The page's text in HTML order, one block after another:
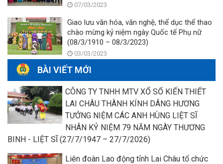
07/03/2023
Giao lưu văn hóa, văn nghệ, thể dục thể thao
chào mừng kỷ niệm ngày Quốc tế Phụ nữ
(08/3/1910 – 08/3/2023)
03/03/2023
BÀI VIẾT MỚI
CÔNG TY TNHH MTV XỔ SỐ KIẾN THIẾT
LAI CHÂU THÀNH KÍNH DÂNG HƯƠNG
TƯỞNG NIỆM CÁC ANH HÙNG LIỆT SĨ
NHÂN KỶ NIỆM 79 NĂM NGÀY THƯƠNG
BINH - LIỆT SĨ (27/7/1947 – 27/7/2026)
Liên đoàn Lao động tỉnh Lai Châu tổ chức